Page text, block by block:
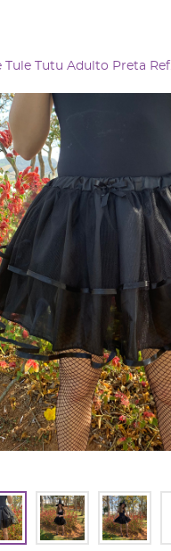
Tule Tutu Adulto Preta